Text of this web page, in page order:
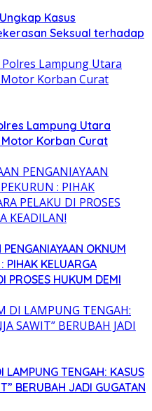
Kasus
Seksual terhadap
Lampung Utara
Korban Curat
OKNUM
PIHAK KELUARGA
PROSES HUKUM DEMI
LAMPUNG TENGAH: KASUS
BERUBAH JADI GUGATAN